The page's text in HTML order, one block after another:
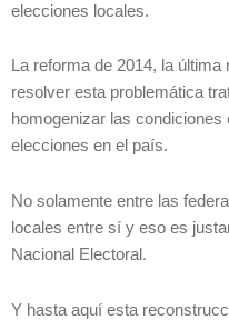
elecciones locales.
La reforma de 2014, la
resolver esta problemática
homogenizar las
elecciones en el país.
No solamente entre las
locales entre sí y eso es
Nacional Electoral.
Y hasta aquí esta